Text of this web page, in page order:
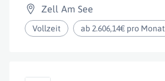
Zell Am See
Vollzeit ab 2.606,14€ pro Monat